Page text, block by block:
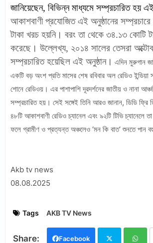
জানিয়েছেন, বিভিন্ন মাধ্যমে সম্প্রচারিত হয়
আকাশবাণী প্রযোজিত এই অনুষ্ঠানের
টাকা খরচ হয়নি। বরং তা থেকে ৩৪.১৩ কোটি
করেছে। উল্লেখ্য, ২০১৪ সালের তেসরা
সম্প্রচারিত হয়েছিল এই অনুষ্ঠান। এদিন মুরুগান
একটি বড় অংশ প্রতি মাসের শেষ রবিবার অল রেডিও ইন্ডিয়া
শোনে রেডিওয়। এর পাশাপাশি দূরদর্শনের জাতীয় ও নানা
সম্প্রচারিত হয়। সেই সঙ্গেই তিনি আরও জানান, ডিডি ফ্রি
৪৮টি আকাশবাণী রেডিও চ্যানেল এবং ৯২টি টিভি চ্যানেলে
ফলে গ্রামীণ ও প্রত্যন্ত অঞ্চলেও ‘মন কি বাত’ শুনতে পান
Akb tv news
08.08.2025
Tags AKB TV News
Facebook